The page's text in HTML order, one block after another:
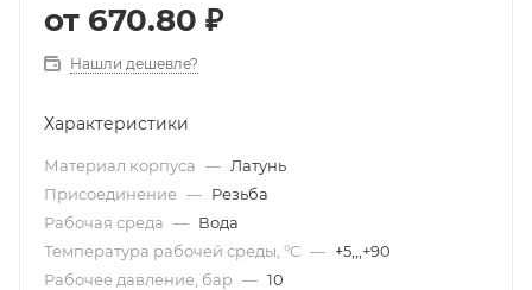
от 670.80 ₽
Нашли дешевле?
Характеристики
Материал корпуса — Латунь
Присоединение — Резьба
Рабочая среда — Вода
Температура рабочей среды, °C — +5,,,+90
Рабочее давление, бар — 10